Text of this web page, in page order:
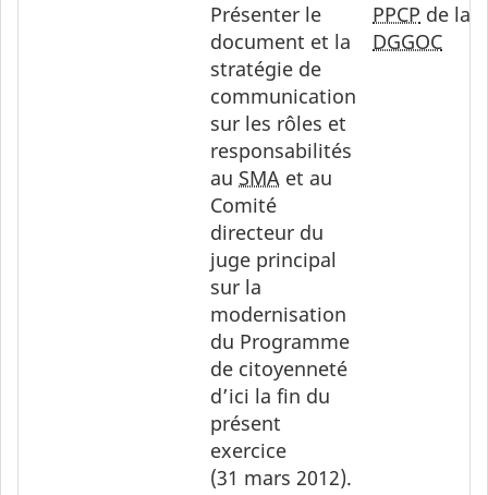
Présenter le
document et la
stratégie de
communication
sur les rôles et
responsabilités
au SMA et au
Comité
directeur du
juge principal
sur la
modernisation
du Programme
de citoyenneté
d’ici la fin du
présent
exercice
(31 mars 2012).
PPCP de la
DGGOC